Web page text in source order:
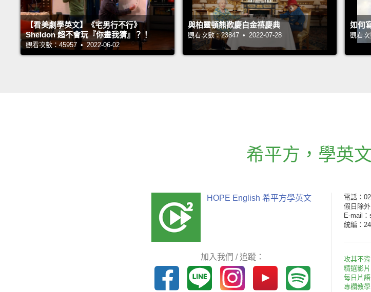
【看美劇學英文】《宅男行不行》
Sheldon 超不會玩『你畫我猜』？！
觀看次數：45957 • 2022-06-02
與柏靈頓熊歡慶白金禧慶典
觀看次數：23847 • 2022-07-28
如何
觀看
希平方 ， 學英
HOPE English 希平方學英文
加入我們 / 追蹤：
電話：
假日除
E-mail
統編：
攻其不背
精選影片
每日片語
專欄教學